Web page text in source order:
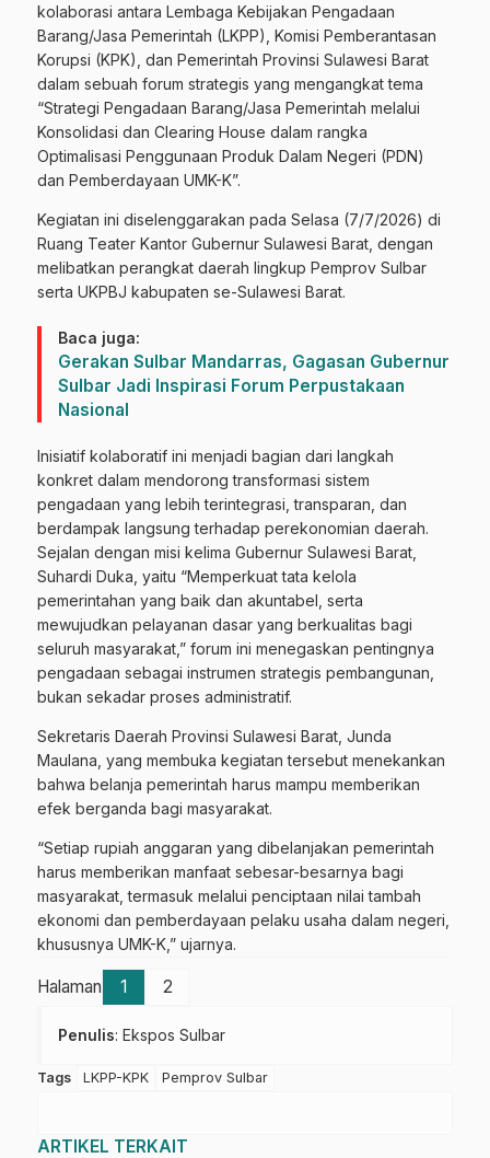
kolaborasi antara Lembaga Kebijakan Pengadaan
Barang/Jasa Pemerintah (LKPP), Komisi Pemberantasan
Korupsi (KPK), dan Pemerintah Provinsi Sulawesi Barat
dalam sebuah forum strategis yang mengangkat tema
“Strategi Pengadaan Barang/Jasa Pemerintah melalui
Konsolidasi dan Clearing House dalam rangka
Optimalisasi Penggunaan Produk Dalam Negeri (PDN)
dan Pemberdayaan UMK-K”.
Kegiatan ini diselenggarakan pada Selasa (7/7/2026) di
Ruang Teater Kantor Gubernur Sulawesi Barat, dengan
melibatkan perangkat daerah lingkup Pemprov Sulbar
serta UKPBJ kabupaten se-Sulawesi Barat.
Baca juga:
Gerakan Sulbar Mandarras, Gagasan Gubernur
Sulbar Jadi Inspirasi Forum Perpustakaan
Nasional
Inisiatif kolaboratif ini menjadi bagian dari langkah
konkret dalam mendorong transformasi sistem
pengadaan yang lebih terintegrasi, transparan, dan
berdampak langsung terhadap perekonomian daerah.
Sejalan dengan misi kelima Gubernur Sulawesi Barat,
Suhardi Duka, yaitu “Memperkuat tata kelola
pemerintahan yang baik dan akuntabel, serta
mewujudkan pelayanan dasar yang berkualitas bagi
seluruh masyarakat,” forum ini menegaskan pentingnya
pengadaan sebagai instrumen strategis pembangunan,
bukan sekadar proses administratif.
Sekretaris Daerah Provinsi Sulawesi Barat, Junda
Maulana, yang membuka kegiatan tersebut menekankan
bahwa belanja pemerintah harus mampu memberikan
efek berganda bagi masyarakat.
“Setiap rupiah anggaran yang dibelanjakan pemerintah
harus memberikan manfaat sebesar-besarnya bagi
masyarakat, termasuk melalui penciptaan nilai tambah
ekonomi dan pemberdayaan pelaku usaha dalam negeri,
khususnya UMK-K,” ujarnya.
Halaman 1 2
Penulis: Ekspos Sulbar
Tags LKPP-KPK Pemprov Sulbar
ARTIKEL TERKAIT